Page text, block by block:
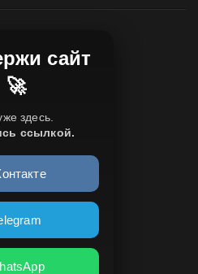
сайт
🚀
здесь.
ссылкой.